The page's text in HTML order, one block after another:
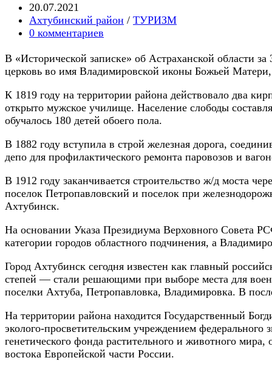
Запись
опубликована:
20.07.2021
Post
category:
Ахтубинский район / ТУРИЗМ
Post
0 комментариев
В «Исторической записке» об Астраханской области
церковь во имя Владимировской иконы Божьей
К 1819 году на территории района действовало два
открыто мужское училище. Население слободы
обучалось 180 детей обоего пола.
В 1882 году вступила в строй железная дорога,
депо для профилактического ремонта паровозов и
В 1912 году заканчивается строительство ж/д моста
поселок Петропавловский и поселок при
Ахтубинск.
На основании Указа Президиума Верховного Совета
категории городов областного подчинения, а
Город Ахтубинск сегодня известен как главный
степей — стали решающими при выборе места для
поселки Ахтуба, Петропавловка, Владимировка. В
На территории района находится Государственный
эколого-просветительским учреждением
генетического фонда растительного и животного
востока Европейской части России.